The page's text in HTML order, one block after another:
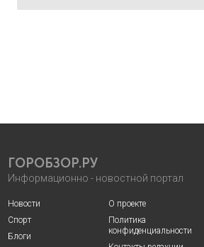
ГОРОБЗОР.РУ
Информационно - новостной портал
Новости
Спорт
Блоги
О проекте
Политика
конфиденциальности